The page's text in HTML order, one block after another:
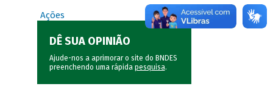
Ações
DÊ SUA OPINIÃO
Ajude-nos a aprimorar o site do BNDES
preenchendo uma rápida pesquisa.